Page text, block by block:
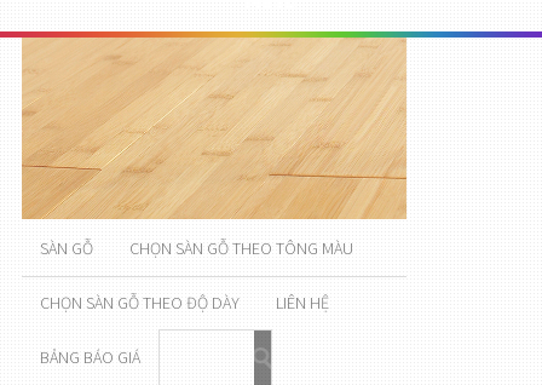
SÀN GỖ CHỌN SÀN GỖ THEO TÔNG MÀU
CHỌN SÀN GỖ THEO ĐỘ DÀY LIÊN HỆ
BẢNG BÁO GIÁ